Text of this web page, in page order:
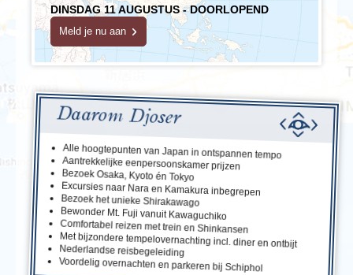
DINSDAG 11 AUGUSTUS - DOORLOPEND
Meld je nu aan
Daarom Djoser
Alle hoogtepunten van Japan in ontspannen tempo
Aantrekkelijke eenpersoonskamer prijzen
Bezoek Osaka, Kyoto én Tokyo
Excursies naar Nara en Kamakura inbegrepen
Bezoek het unieke Shirakawago
Bewonder Mt. Fuji vanuit Kawaguchiko
Comfortabel reizen met trein en Shinkansen
Met bijzondere tempelovernachting incl. diner en ontbijt
Nederlandse reisbegeleiding
Voordelig overnachten en parkeren bij Schiphol